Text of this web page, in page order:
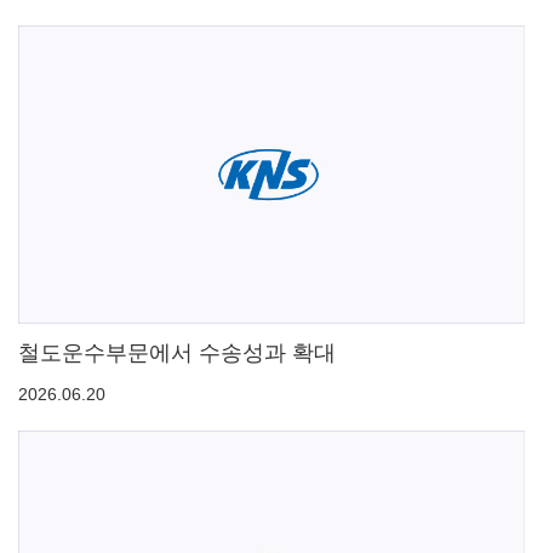
철도운수부문에서 수송성과 확대
2026.06.20